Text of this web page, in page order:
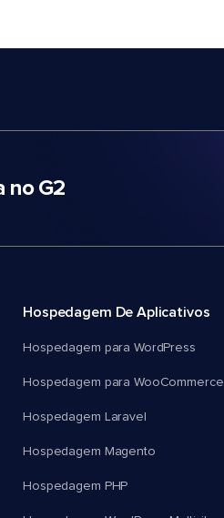
no G2
Hospedagem De Aplicativos
Hospedagem para WordPress
Hospedagem para WooCommerce
Hospedagem Laravel
Hospedagem Magento
Hospedagem PHP